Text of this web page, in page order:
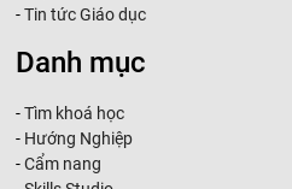
-Tin tức Giáo dục
Danh mục
-Tìm khoá học
- Hướng Nghiệp
-Cẩm nang